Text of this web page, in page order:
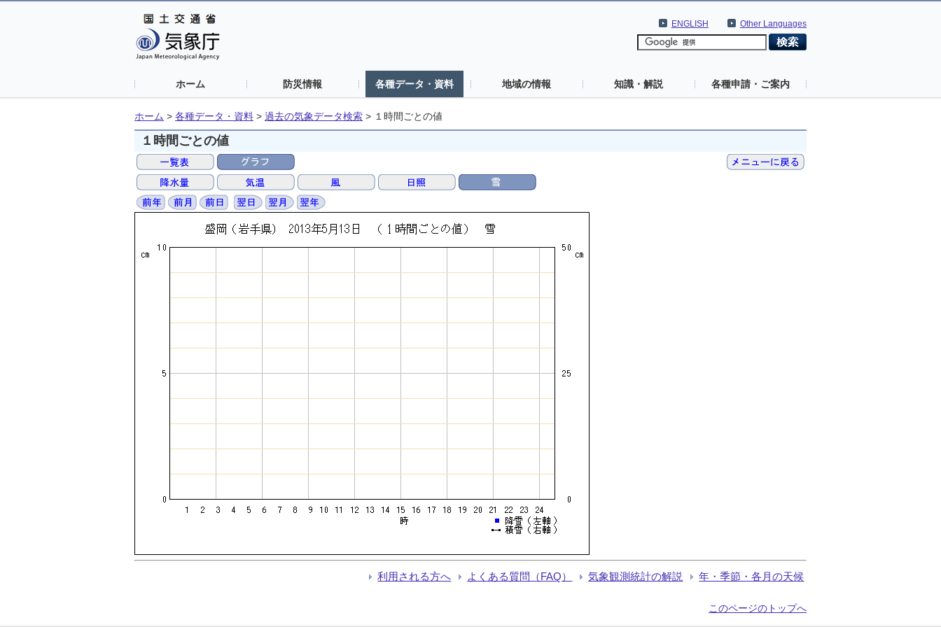
Other Languages
ENGLISH
ホーム 防災情報 各種データ・資料 地域の情報 知識・解説 各種申請・ご案内
ホーム > 各種データ・資料 > 過去の気象データ検索 > １時間ごとの値
１時間ごとの値
利用される方へ よくある質問（FAQ） 気象観測統計の解説 年・季節・各月の天候
このページのトップへ